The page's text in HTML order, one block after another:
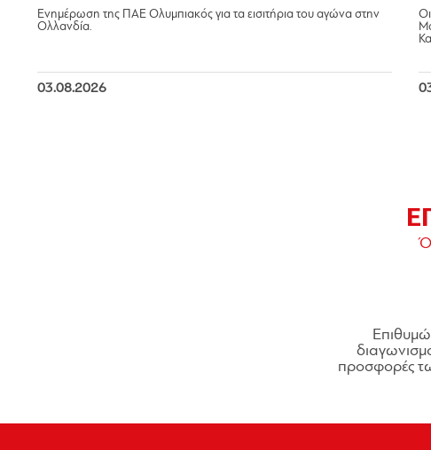
Ενημέρωση της ΠΑΕ Ολυμπιακός για τα εισιτήρια του αγώνα στην
Ολλανδία.
03.08.2026
προσφορές